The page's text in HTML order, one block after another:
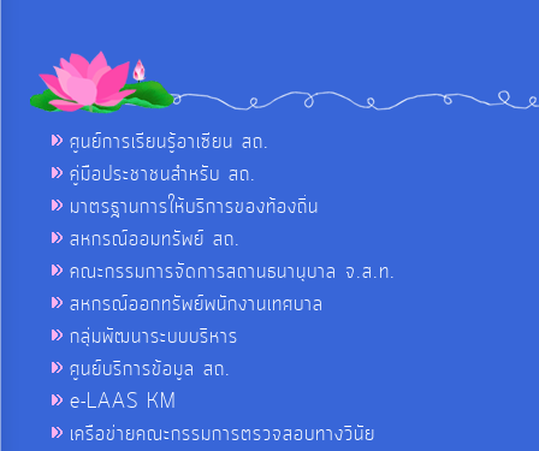
ศูนย์การเรียนรู้อาเซียน สถ.
คู่มือประชาชนสำหรับ สถ.
มาตรฐานการให้บริการของท้องถิ่น
สหกรณ์ออมทรัพย์ สถ.
คณะกรรมการจัดการสถานธนานุบาล จ.ส.ท.
สหกรณ์ออกทรัพย์พนักงานเทศบาล
กลุ่มพัฒนาระบบบริหาร
ศูนย์บริการข้อมูล สถ.
e-LAAS KM
เครือข่ายคณะกรรมการตรวจสอบทางวินัย